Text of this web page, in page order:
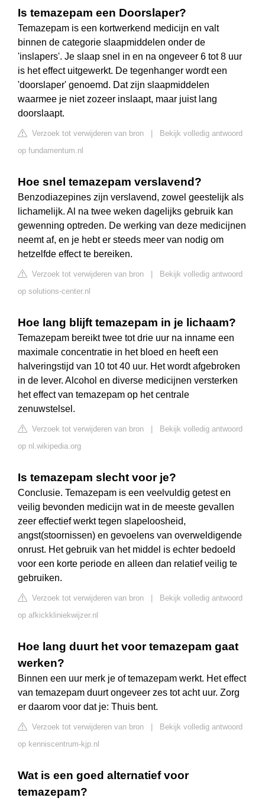
Is temazepam een Doorslaper?
Temazepam is een kortwerkend medicijn en valt
binnen de categorie slaapmiddelen onder de
'inslapers'. Je slaap snel in en na ongeveer 6 tot 8 uur
is het effect uitgewerkt. De tegenhanger wordt een
'doorslaper' genoemd. Dat zijn slaapmiddelen
waarmee je niet zozeer inslaapt, maar juist lang
doorslaapt.
Verzoek tot verwijderen van bron
Bekijk volledig antwoord
op fundamentum.nl
Hoe snel temazepam verslavend?
Benzodiazepines zijn verslavend, zowel geestelijk als
lichamelijk. Al na twee weken dagelijks gebruik kan
gewenning optreden. De werking van deze medicijnen
neemt af, en je hebt er steeds meer van nodig om
hetzelfde effect te bereiken.
Verzoek tot verwijderen van bron
Bekijk volledig antwoord
op solutions-center.nl
Hoe lang blijft temazepam in je lichaam?
Temazepam bereikt twee tot drie uur na inname een
maximale concentratie in het bloed en heeft een
halveringstijd van 10 tot 40 uur. Het wordt afgebroken
in de lever. Alcohol en diverse medicijnen versterken
het effect van temazepam op het centrale
zenuwstelsel.
Verzoek tot verwijderen van bron
Bekijk volledig antwoord
op nl.wikipedia.org
Is temazepam slecht voor je?
Conclusie. Temazepam is een veelvuldig getest en
veilig bevonden medicijn wat in de meeste gevallen
zeer effectief werkt tegen slapeloosheid,
angst(stoornissen) en gevoelens van overweldigende
onrust. Het gebruik van het middel is echter bedoeld
voor een korte periode en alleen dan relatief veilig te
gebruiken.
Verzoek tot verwijderen van bron
Bekijk volledig antwoord
op afkickkliniekwijzer.nl
Hoe lang duurt het voor temazepam gaat
werken?
Binnen een uur merk je of temazepam werkt. Het effect
van temazepam duurt ongeveer zes tot acht uur. Zorg
er daarom voor dat je: Thuis bent.
Verzoek tot verwijderen van bron
Bekijk volledig antwoord
op kenniscentrum-kjp.nl
Wat is een goed alternatief voor
temazepam?